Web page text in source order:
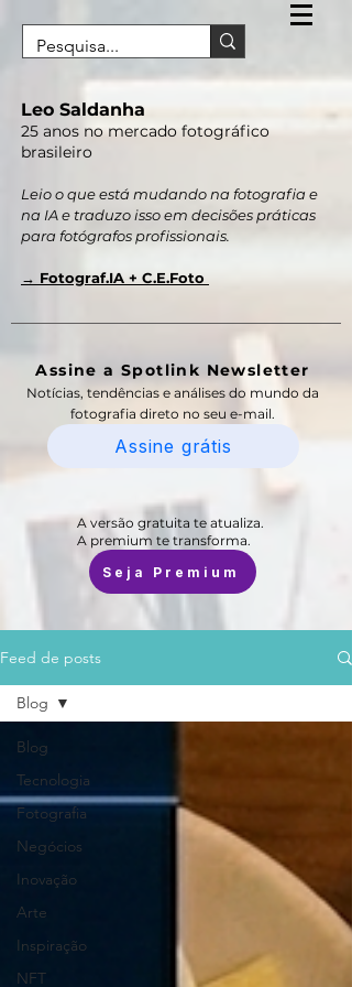
Leo Saldanha
25 anos no mercado fotográfico
brasileiro
Leio o que está mudando na fotografia e
na IA e traduzo isso em decisões práticas
para fotógrafos profissionais.
→ Fotograf.IA + C.E.Foto
Assine a Spotlink Newsletter
Notícias, tendências e análises do mundo da
fotografia direto no seu e-mail.
Assine grátis
A versão gratuita te atualiza.
A premium te transforma.
Seja Premium
Feed de posts
Blog
Tecnologia
Fotografia
Negócios
Inovação
Arte
Inspiração
NFT
Blog